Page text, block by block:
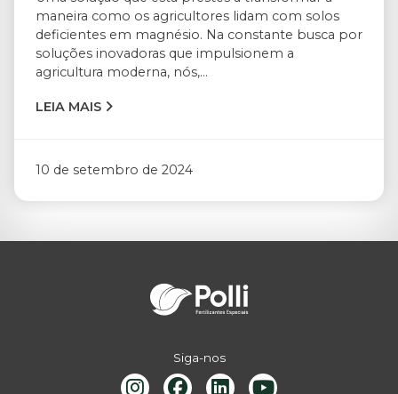
maneira como os agricultores lidam com solos
deficientes em magnésio. Na constante busca por
soluções inovadoras que impulsionem a
agricultura moderna, nós,...
LEIA MAIS
10 de setembro de 2024
Siga-nos